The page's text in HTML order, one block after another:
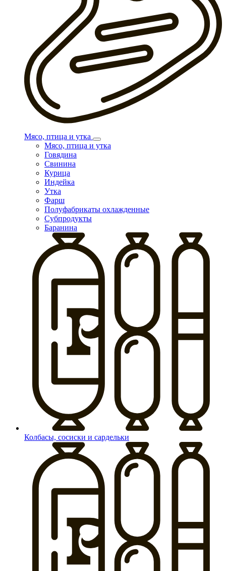
Мясо, птица и утка
Мясо, птица и утка
Говядина
Свинина
Курица
Индейка
Утка
Фарш
Полуфабрикаты охлажденные
Субпродукты
Баранина
Колбасы, сосиски и сардельки